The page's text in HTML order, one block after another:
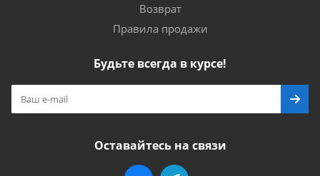
Возврат
Правила продажи
Будьте всегда в курсе!
Оставайтесь на связи